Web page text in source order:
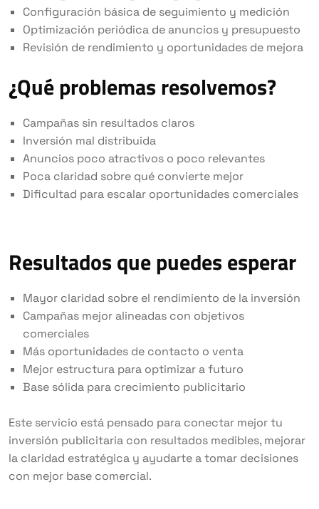
Configuración básica de seguimiento y medición
Optimización periódica de anuncios y presupuesto
Revisión de rendimiento y oportunidades de mejora
¿Qué problemas resolvemos?
Campañas sin resultados claros
Inversión mal distribuida
Anuncios poco atractivos o poco relevantes
Poca claridad sobre qué convierte mejor
Dificultad para escalar oportunidades comerciales
Resultados que puedes esperar
Mayor claridad sobre el rendimiento de la inversión
Campañas mejor alineadas con objetivos
comerciales
Más oportunidades de contacto o venta
Mejor estructura para optimizar a futuro
Base sólida para crecimiento publicitario
Este servicio está pensado para conectar mejor tu
inversión publicitaria con resultados medibles, mejorar
la claridad estratégica y ayudarte a tomar decisiones
con mejor base comercial.